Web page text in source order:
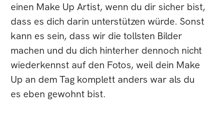
einen Make Up Artist, wenn du dir sicher bist,
dass es dich darin unterstützen würde. Sonst
kann es sein, dass wir die tollsten Bilder
machen und du dich hinterher dennoch nicht
wiederkennst auf den Fotos, weil dein Make
Up an dem Tag komplett anders war als du
es eben gewohnt bist.